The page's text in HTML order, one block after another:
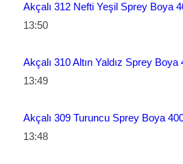
Akçalı 312 Nefti Yeşil Sprey Boya
13:50
Akçalı 310 Altın Yaldız Sprey Boya
13:49
Akçalı 309 Turuncu Sprey Boya
13:48